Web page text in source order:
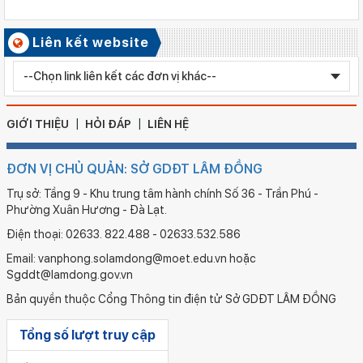
Số ký hiệu: 2577/QĐ-SGDĐT
Ngày ban hành: 05/08/2026
Chỉnh sửa bằng TN THPT LÊ HUỲNH NHƯ HẬU
Liên kết website
GIỚI THIỆU HỎI ĐÁP LIÊN HỆ
ĐƠN VỊ CHỦ QUẢN: SỞ GDĐT LÂM ĐỒNG
Trụ sở: Tầng 9 - Khu trung tâm hành chính Số 36 - Trần Phú -
Phường Xuân Hương - Đà Lạt.
Điện thoại: 02633. 822.488 - 02633.532.586
Email: vanphong.solamdong@moet.edu.vn hoặc
Sgddt@lamdong.gov.vn
Bản quyền thuộc Cổng Thông tin điện tử Sở GDĐT LÂM ĐỒNG
Tổng số lượt truy cập